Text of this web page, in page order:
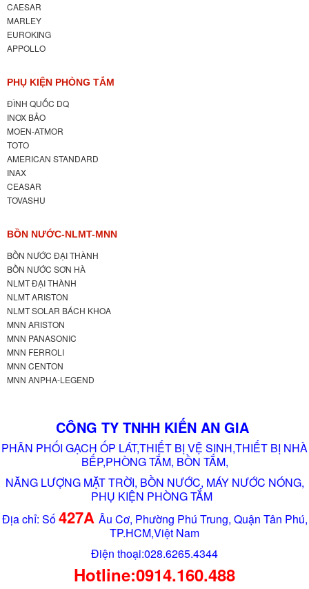
CAESAR
MARLEY
EUROKING
APPOLLO
PHỤ KIỆN PHÒNG TẮM
ĐÌNH QUỐC DQ
INOX BẢO
MOEN-ATMOR
TOTO
AMERICAN STANDARD
INAX
CEASAR
TOVASHU
BỒN NƯỚC-NLMT-MNN
BỒN NƯỚC ĐẠI THÀNH
BỒN NƯỚC SƠN HÀ
NLMT ĐẠI THÀNH
NLMT ARISTON
NLMT SOLAR BÁCH KHOA
MNN ARISTON
MNN PANASONIC
MNN FERROLI
MNN CENTON
MNN ANPHA-LEGEND
CÔNG TY TNHH KIẾN AN GIA
PHÂN PHỐI GẠCH ỐP LÁT,THIẾT BỊ VỆ SINH,THIẾT BỊ NHÀ
BẾP,PHÒNG TẮM, BỒN TẮM,
NĂNG LƯỢNG MẶT TRỜI, BỒN NƯỚC, MÁY NƯỚC NÓNG,
PHỤ KIỆN PHÒNG TẮM
Địa chỉ: Số427A Âu Cơ, Phường Phú Trung, Quận Tân Phú,
TP.HCM,Việt Nam
Điện thoại:028.6265.4344
Hotline:0914.160.488